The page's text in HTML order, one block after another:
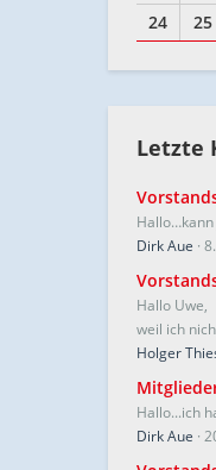
24
25
Letzte
Dirk Aue
Hallo Uwe,
weil ich
Holger
Hallo...ich
Dirk Aue